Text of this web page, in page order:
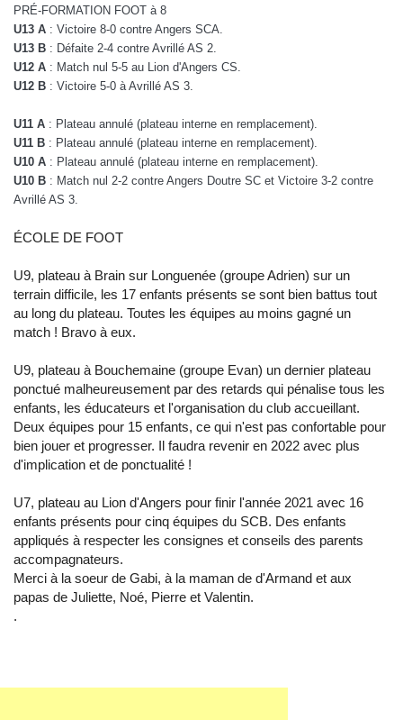
PRÉ-FORMATION FOOT à 8
U13 A : Victoire 8-0 contre Angers SCA.
U13 B : Défaite 2-4 contre Avrillé AS 2.
U12 A : Match nul 5-5 au Lion d'Angers CS.
U12 B : Victoire 5-0 à Avrillé AS 3.
U11 A : Plateau annulé (plateau interne en remplacement).
U11 B : Plateau annulé (plateau interne en remplacement).
U10 A : Plateau annulé (plateau interne en remplacement).
U10 B : Match nul 2-2 contre Angers Doutre SC et Victoire 3-2 contre
Avrillé AS 3.
ÉCOLE DE FOOT
U9, plateau à Brain sur Longuenée (groupe Adrien) sur un
terrain difficile, les 17 enfants présents se sont bien battus tout
au long du plateau. Toutes les équipes au moins gagné un
match ! Bravo à eux.
U9, plateau à Bouchemaine (groupe Evan) un dernier plateau
ponctué malheureusement par des retards qui pénalise tous les
enfants, les éducateurs et l'organisation du club accueillant.
Deux équipes pour 15 enfants, ce qui n'est pas confortable pour
bien jouer et progresser. Il faudra revenir en 2022 avec plus
d'implication et de ponctualité !
U7, plateau au Lion d'Angers pour finir l'année 2021 avec 16
enfants présents pour cinq équipes du SCB. Des enfants
appliqués à respecter les consignes et conseils des parents
accompagnateurs.
Merci à la soeur de Gabi, à la maman de d'Armand et aux
papas de Juliette, Noé, Pierre et Valentin.
.